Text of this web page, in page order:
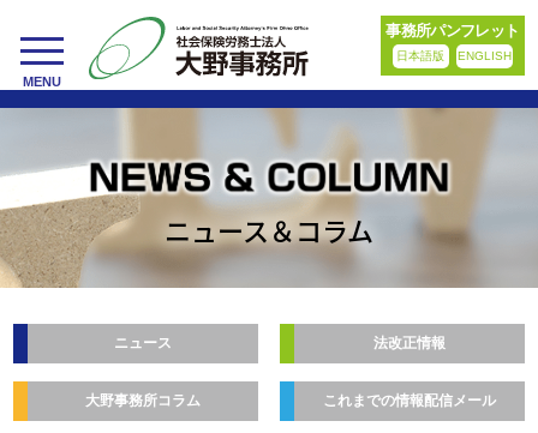
toggle
navigation
MENU
事務所パンフレット
日本語版 ENGLISH
ニュース＆コラム
ニュース 法改正情報
大野事務所コラム これまでの情報配信メール